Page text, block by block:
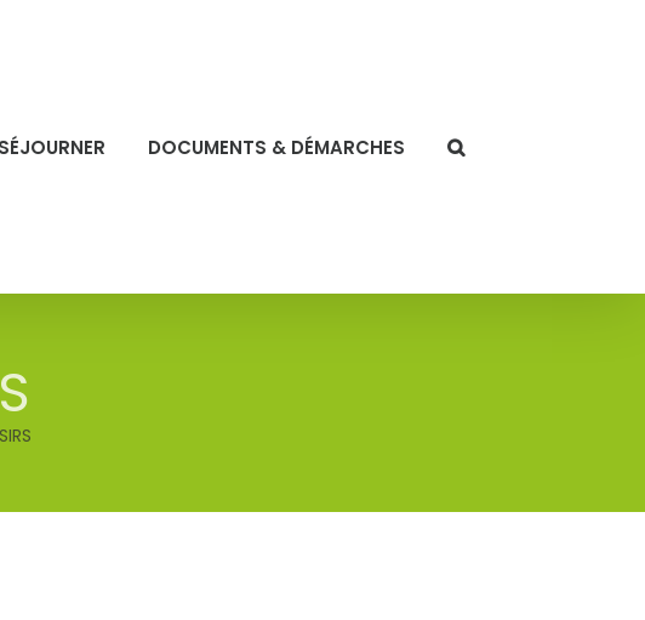
SÉJOURNER DOCUMENTS & DÉMARCHES